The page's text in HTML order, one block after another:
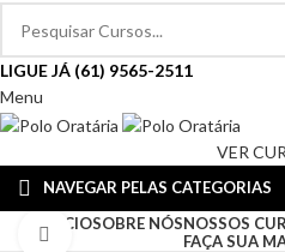
LIGUE JÁ (61) 9565-2511
Menu
VER
NAVEGAR PELAS CATEGORIAS
INÍCIOSOBRE NÓSNOSSOS
FAÇA SUA
Clique para ampliar